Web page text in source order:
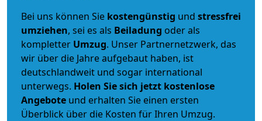
Bei uns können Sie kostengünstig und stressfrei
umziehen, sei es als Beiladung oder als
kompletter Umzug. Unser Partnernetzwerk, das
wir über die Jahre aufgebaut haben, ist
deutschlandweit und sogar international
unterwegs. Holen Sie sich jetzt kostenlose
Angebote und erhalten Sie einen ersten
Überblick über die Kosten für Ihren Umzug.